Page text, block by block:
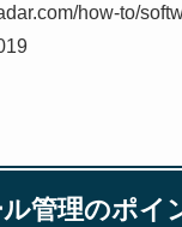
how-to/
管理のポイ